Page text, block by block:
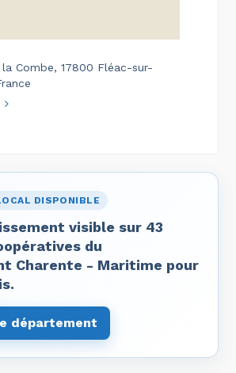
la Combe, 17800 Fléac-sur-
DISPONIBLE
visible sur 43
du
Charente - Maritime pour
département